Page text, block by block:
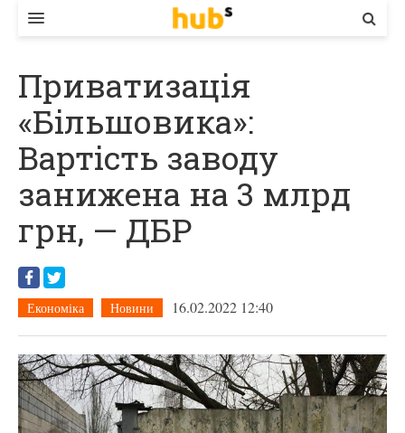
ЕКОНОМІКА
БІЗНЕС
СТАРТЕР
КОНТАКТИ
Приватизація
«Більшовика»:
Вартість заводу
занижена на 3 млрд
грн, — ДБР
Економіка Новини 16.02.2022 12:40